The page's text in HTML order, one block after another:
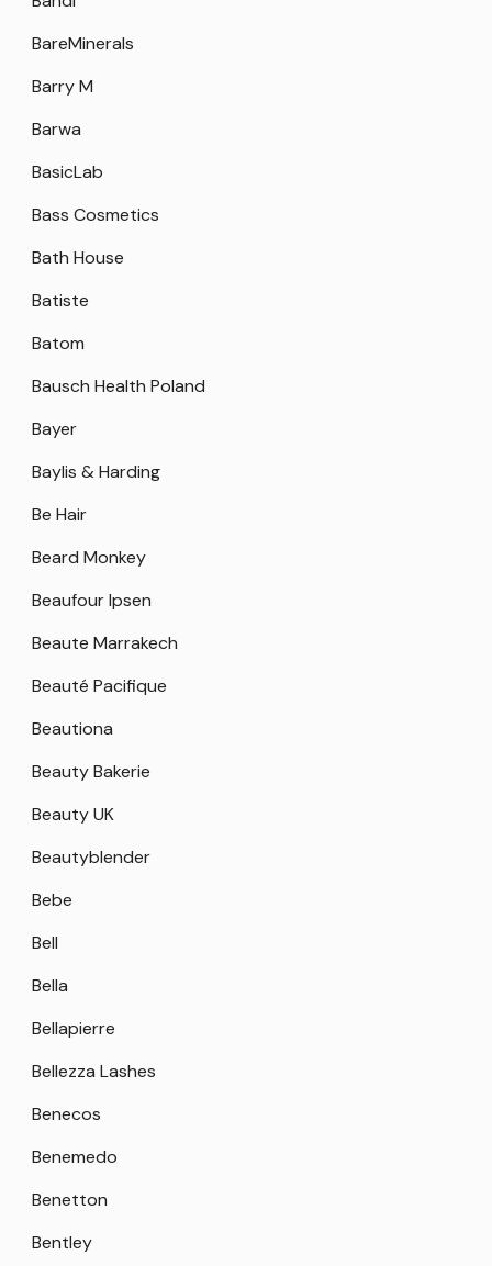
BareMinerals
Barry M
Barwa
BasicLab
Bass Cosmetics
Bath House
Batiste
Batom
Bausch Health Poland
Bayer
Baylis & Harding
Be Hair
Beard Monkey
Beaufour Ipsen
Beaute Marrakech
Beauté Pacifique
Beautiona
Beauty Bakerie
Beauty UK
Beautyblender
Bebe
Bell
Bella
Bellapierre
Bellezza Lashes
Benecos
Benemedo
Benetton
Bentley